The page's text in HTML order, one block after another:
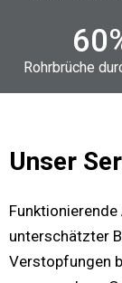
60
Rohrbrüche
Unser
unterschätzter
Verstopfungen